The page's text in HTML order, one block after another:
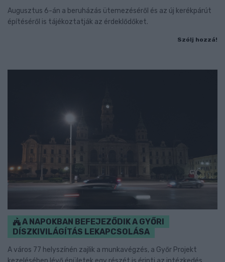
Augusztus 6-án a beruházás ütemezéséről és az új kerékpárút
építéséről is tájékoztatják az érdeklődőket.
Szólj hozzá!
A NAPOKBAN BEFEJEZŐDIK A GYŐRI
DÍSZKIVILÁGÍTÁS LEKAPCSOLÁSA
A város 77 helyszínén zajlik a munkavégzés, a Győr Projekt